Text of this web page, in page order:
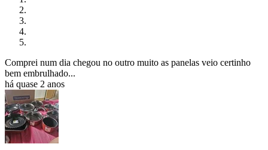
Comprei num dia chegou no outro muito as panelas veio certinho
bem embrulhado...
há quase 2 anos